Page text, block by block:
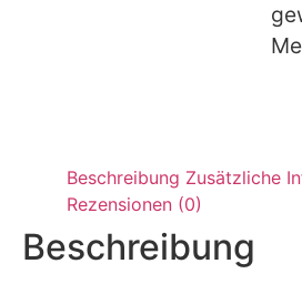
Beschreibung Zusätzliche
Rezensionen (0)
Beschreibung